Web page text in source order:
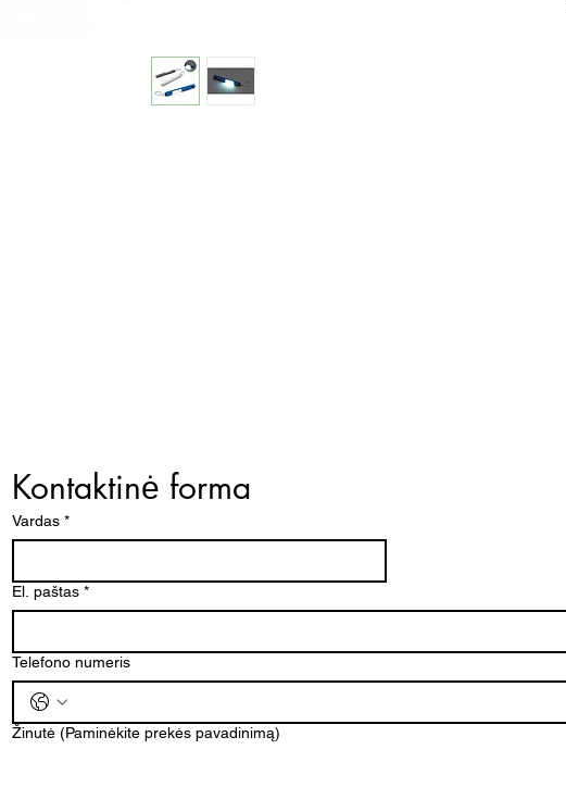
Kontaktinė forma
Vardas *
El. paštas *
Telefono numeris
Žinutė (Paminėkite prekės pavadinimą)